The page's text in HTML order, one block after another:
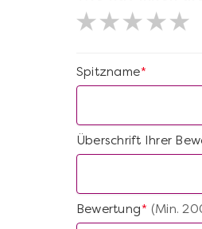
*
Spitzname
Überschrift Ihrer
*
Bewertung(Min.